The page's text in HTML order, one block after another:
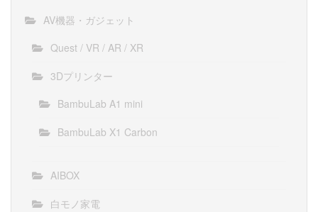
AV機器・ガジェット
Quest / VR / AR / XR
3Dプリンター
BambuLab A1 mini
BambuLab X1 Carbon
AIBOX
白モノ家電